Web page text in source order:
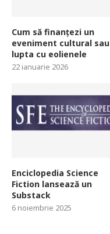
Cum să finanțezi un
eveniment cultural sau
lupta cu eolienele
22 ianuarie 2026
Enciclopedia Science
Fiction lansează un
Substack
6 noiembrie 2025